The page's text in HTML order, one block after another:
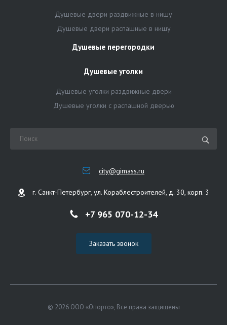
Душевые двери раздвижные в нишу
Душевые двери распашные в нишу
Душевые перегородки
Душевые уголки
Душевые уголки раздвижные двери
Душевые уголки с распашной дверью
city@gimass.ru
г. Санкт-Петербург, ул. Кораблестроителей, д. 30, корп. 3
+7 965 070-12-34
Заказать звонок
© 2026 ООО «Опорто», Все права защищены